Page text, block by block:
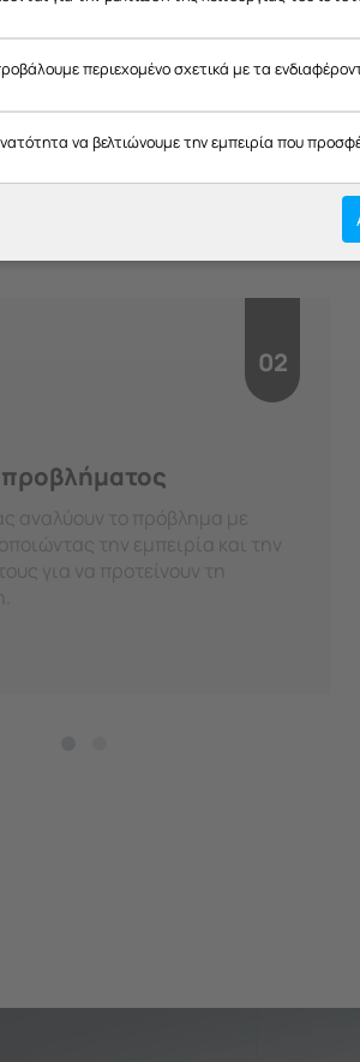
Διαδικασία μας
σε κάθε
02
αναλύουν το πρόβλημα με
την εμπειρία και την
για να προτείνουν τη
περιεχομένο σχετικά με τα
να βελτιώνουμε την εμπειρία που